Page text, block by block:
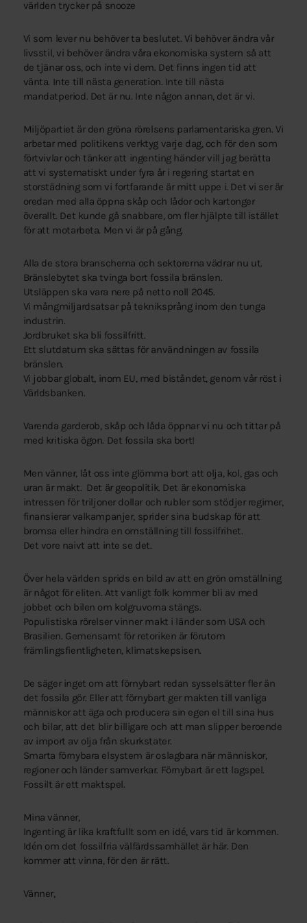
världen trycker på snooze
Vi som lever nu behöver ta beslutet. Vi behöver ändra vår
livsstil, vi behöver ändra våra ekonomiska system så att
de tjänar oss, och inte vi dem. Det finns ingen tid att
vänta. Inte till nästa generation. Inte till nästa
mandatperiod. Det är nu. Inte någon annan, det är vi.
Miljöpartiet är den gröna rörelsens parlamentariska gren. Vi
arbetar med politikens verktyg varje dag, och för den som
förtvivlar och tänker att ingenting händer vill jag berätta
att vi systematiskt under fyra år i regering startat en
storstädning som vi fortfarande är mitt uppe i. Det vi ser är
oredan med alla öppna skåp och lådor och kartonger
överallt. Det kunde gå snabbare, om fler hjälpte till istället
för att motarbeta. Men vi är på gång.
Alla de stora branscherna och sektorerna vädrar nu ut.
Bränslebytet ska tvinga bort fossila bränslen.
Utsläppen ska vara nere på netto noll 2045.
Vi mångmiljardsatsar på tekniksprång inom den tunga
industrin.
Jordbruket ska bli fossilfritt.
Ett slutdatum ska sättas för användningen av fossila
bränslen.
Vi jobbar globalt, inom EU, med biståndet, genom vår röst i
Världsbanken.
Varenda garderob, skåp och låda öppnar vi nu och tittar på
med kritiska ögon. Det fossila ska bort!
Men vänner, låt oss inte glömma bort att olja, kol, gas och
uran är makt. Det är geopolitik. Det är ekonomiska
intressen för triljoner dollar och rubler som stödjer regimer,
finansierar valkampanjer, sprider sina budskap för att
bromsa eller hindra en omställning till fossilfrihet.
Det vore naivt att inte se det.
Över hela världen sprids en bild av att en grön omställning
är något för eliten. Att vanligt folk kommer bli av med
jobbet och bilen om kolgruvorna stängs.
Populistiska rörelser vinner makt i länder som USA och
Brasilien. Gemensamt för retoriken är förutom
främlingsfientligheten, klimatskepsisen.
De säger inget om att förnybart redan sysselsätter fler än
det fossila gör. Eller att förnybart ger makten till vanliga
människor att äga och producera sin egen el till sina hus
och bilar, att det blir billigare och att man slipper beroende
av import av olja från skurkstater.
Smarta förnybara elsystem är oslagbara när människor,
regioner och länder samverkar. Förnybart är ett lagspel.
Fossilt är ett maktspel.
Mina vänner,
Ingenting är lika kraftfullt som en idé, vars tid är kommen.
Idén om det fossilfria välfärdssamhället är här. Den
kommer att vinna, för den är rätt.
Vänner,